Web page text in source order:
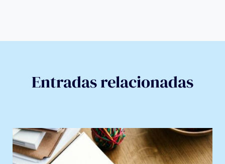
Entradas relacionadas